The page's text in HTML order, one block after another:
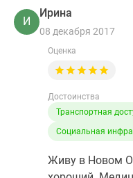
И
Ирина
08 декабря 2017
Оценка
Достоинства
Транспортная
Социальная
Живу в Новом